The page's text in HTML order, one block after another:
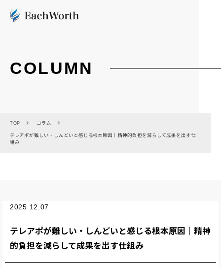
COLUMN
TOP コラム
テレアポが難しい・しんどいと感じる根本原因｜精神的負担を減らして成果を出す仕
組み
2025.12.07
テレアポが難しい・しんどいと感じる根本原因｜精神
的負担を減らして成果を出す仕組み